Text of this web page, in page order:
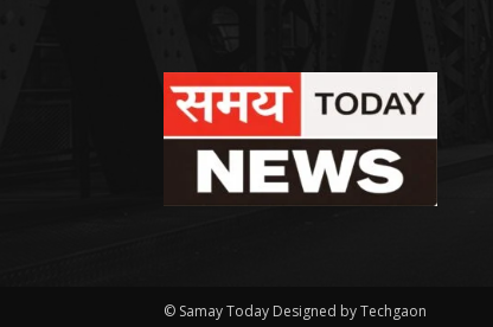
© Samay Today Designed by Techgaon